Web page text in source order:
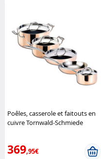
Poêles, casserole et faitouts en
cuivre Tornwald-Schmiede
369,95€